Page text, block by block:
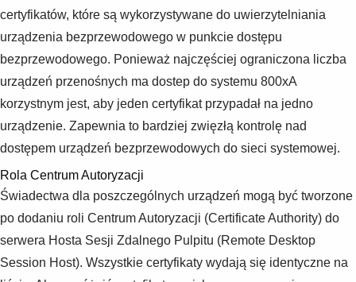
certyfikatów, które są wykorzystywane do uwierzytelniania
urządzenia bezprzewodowego w punkcie dostępu
bezprzewodowego. Ponieważ najczęściej ograniczona liczba
urządzeń przenośnych ma dostep do systemu 800xA
korzystnym jest, aby jeden certyfikat przypadał na jedno
urządzenie. Zapewnia to bardziej zwięzłą kontrolę nad
dostępem urządzeń bezprzewodowych do sieci systemowej.
Rola Centrum Autoryzacji
Świadectwa dla poszczególnych urządzeń mogą być tworzone
po dodaniu roli Centrum Autoryzacji (Certificate Authority) do
serwera Hosta Sesji Zdalnego Pulpitu (Remote Desktop
Session Host). Wszystkie certyfikaty wydają się identyczne na